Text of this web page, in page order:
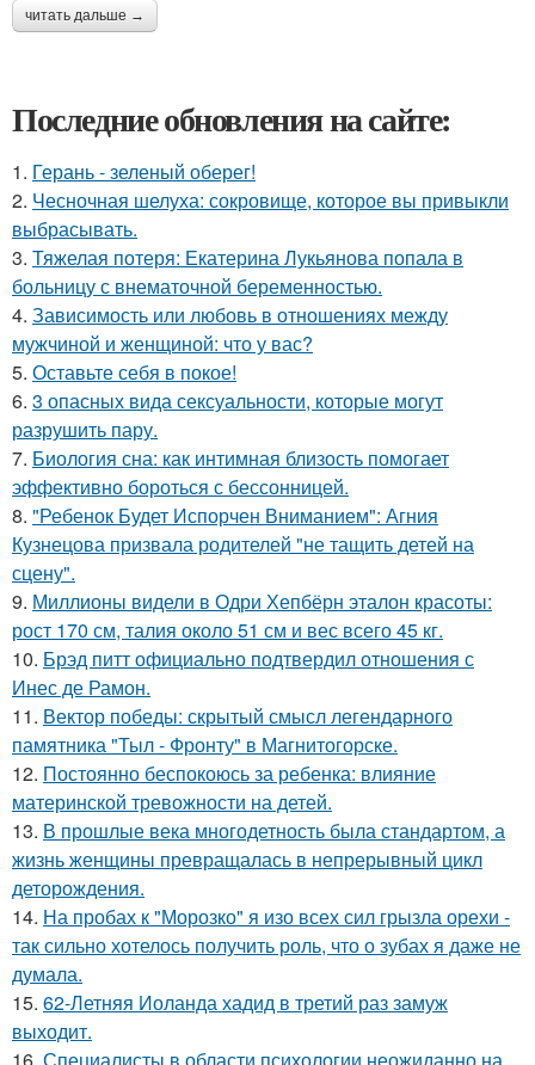
читать дальше →
Последние обновления на сайте:
1. Герань - зеленый оберег!
2. Чесночная шелуха: сокровище, которое вы привыкли
выбрасывать.
3. Тяжелая потеря: Екатерина Лукьянова попала в
больницу с внематочной беременностью.
4. Зависимость или любовь в отношениях между
мужчиной и женщиной: что у вас?
5. Оставьте себя в покое!
6. 3 опасных вида сексуальности, которые могут
разрушить пару.
7. Биология сна: как интимная близость помогает
эффективно бороться с бессонницей.
8. "Ребенок Будет Испорчен Вниманием": Агния
Кузнецова призвала родителей "не тащить детей на
сцену".
9. Миллионы видели в Одри Хепбёрн эталон красоты:
рост 170 см, талия около 51 см и вес всего 45 кг.
10. Брэд питт официально подтвердил отношения с
Инес де Рамон.
11. Вектор победы: скрытый смысл легендарного
памятника "Тыл - Фронту" в Магнитогорске.
12. Постоянно беспокоюсь за ребенка: влияние
материнской тревожности на детей.
13. В прошлые века многодетность была стандартом, а
жизнь женщины превращалась в непрерывный цикл
деторождения.
14. На пробах к "Морозко" я изо всех сил грызла орехи -
так сильно хотелось получить роль, что о зубах я даже не
думала.
15. 62-Летняя Иоланда хадид в третий раз замуж
выходит.
16. Специалисты в области психологии неожиданно на